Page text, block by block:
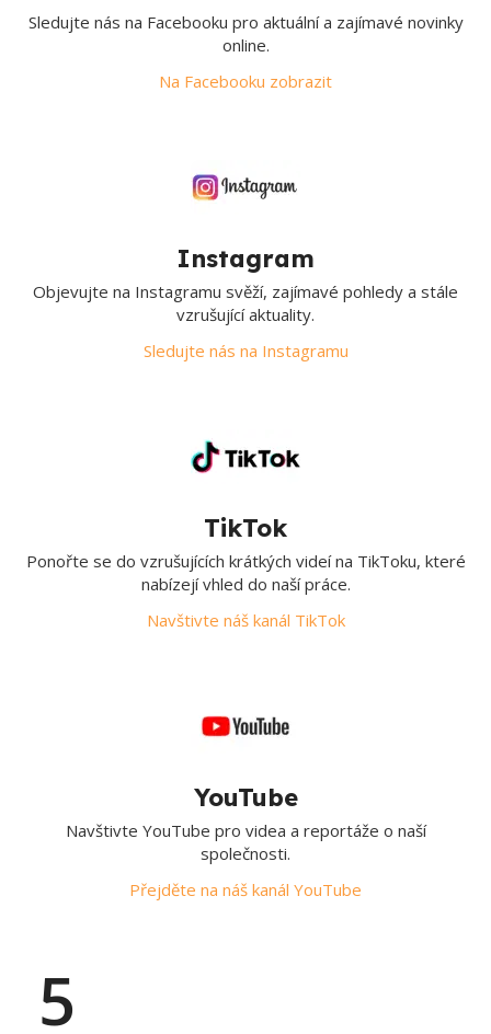
Sledujte nás na Facebooku pro aktuální a zajímavé novinky
online.
Na Facebooku zobrazit
Instagram
Objevujte na Instagramu svěží, zajímavé pohledy a stále
vzrušující aktuality.
Sledujte nás na Instagramu
TikTok
Ponořte se do vzrušujících krátkých videí na TikToku, které
nabízejí vhled do naší práce.
Navštivte náš kanál TikTok
YouTube
Navštivte YouTube pro videa a reportáže o naší
společnosti.
Přejděte na náš kanál YouTube
5